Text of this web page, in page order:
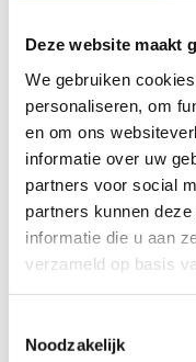
Deze website maakt
We gebruiken
personaliseren, om
en om ons
informatie over uw
partners voor social
partners kunnen
informatie die u aan
verzameld op basis
Noodzakelijk
Iets extra's